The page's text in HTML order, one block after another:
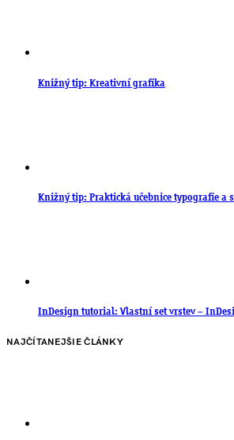
Knižný tip: Kreativní grafika
Knižný tip: Praktická učebnice typografie a
InDesign tutorial: Vlastní set vrstev –
NAJČÍTANEJŠIE ČLÁNKY